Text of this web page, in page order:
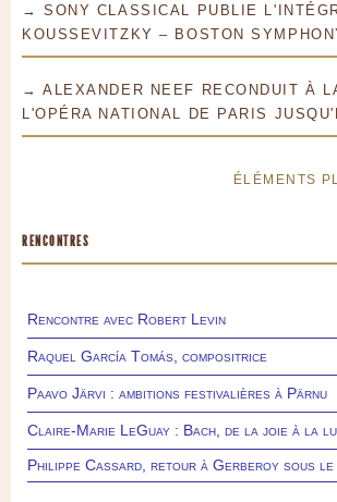
→ SONY CLASSICAL PUBLIE
KOUSSEVITZKY – BOSTON
→ ALEXANDER NEEF RECONDUIT À
L'OPÉRA NATIONAL DE PARIS
ÉLÉMENTS
RENCONTRES
Rencontre avec Robert Levin
Raquel García Tomás, compositrice
Paavo Järvi : ambitions festivalières à Pärnu
Claire-Marie LeGuay : Bach, de la joie à la
Philippe Cassard, retour à Gerberoy sous le